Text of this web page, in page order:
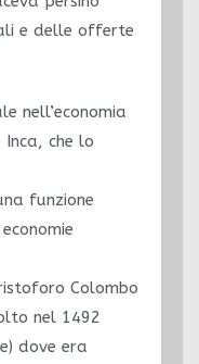
e delle offerte
nell’economia
che lo
funzione
Colombo
nel 1492
dove era